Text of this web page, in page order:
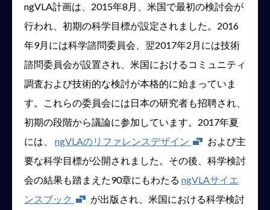
ngVLA計画は、2015年8月、米国で最初の検討会が
行われ、初期の科学目標が設定されました。2016
年9月には科学諮問委員会、翌2017年2月には技術
諮問委員会が設置され、米国におけるコミュニティ
調査および技術的な検討が本格的に始まっていま
す。これらの委員会には日本の研究者も招聘され、
初期の段階から議論に参加しています。2017年夏
には、 ngVLAのリファレンスデザイン 新しいウィンドウが開きます
および主
要な科学目標が公開されました。その後、科学検討
会の結果も踏まえた90章にもわたる ngVLAサイエ
ンスブック
新しいウィンドウが開きます
が出版され、米国における科学検討